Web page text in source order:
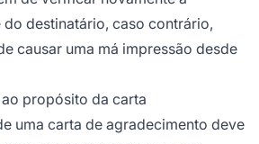
destinatário, caso contrário,
causar uma má impressão desde
propósito da carta
uma carta de agradecimento deve